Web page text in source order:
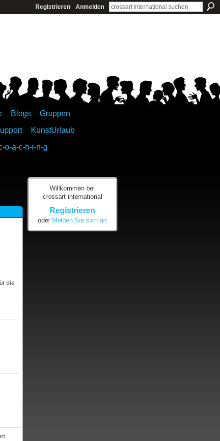
Registrieren Anmelden
Blogs
Gruppen
KunstUrlaub
o-a-c-h-i-n-g
die
Willkommen bei
crossart international
Registrieren
oder Melden Sie sich an